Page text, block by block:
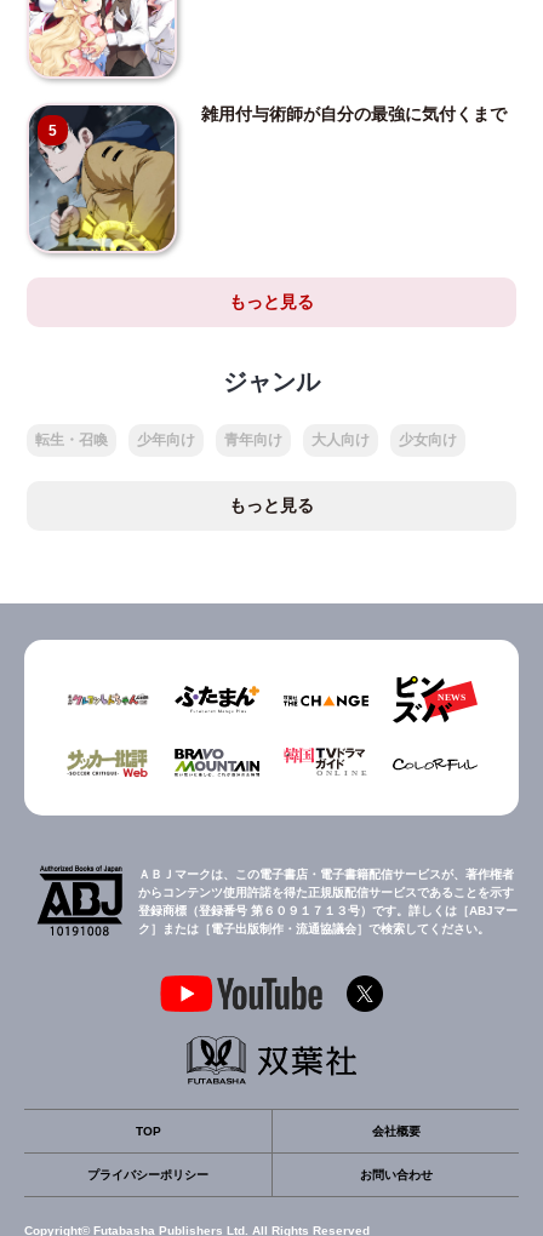
5
雑用付与術師が自分の最強に気付くまで
もっと見る
ジャンル
転生・召喚 少年向け 青年向け 大人向け 少女向け
もっと見る
ＡＢＪマークは、この電子書店・電子書籍配信サービスが、著作権者
からコンテンツ使用許諾を得た正規版配信サービスであることを示す
登録商標（登録番号 第６０９１７１３号）です。詳しくは［ABJマー
ク］または［電子出版制作・流通協議会］で検索してください。
TOP 会社概要
プライバシーポリシー お問い合わせ
Copyright© Futabasha Publishers Ltd. All Rights Reserved